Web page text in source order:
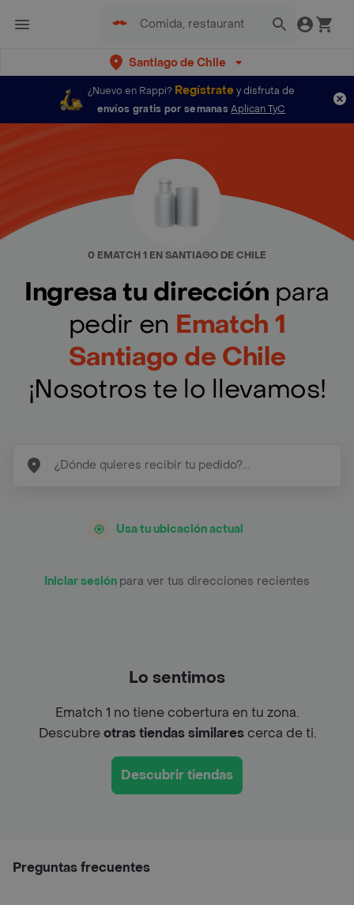
Santiago de Chile
¿Nuevo en Rappi? Regístratey disfruta de
envíos gratis por semanas Aplican TyC
0 EMATCH 1 EN SANTIAGO DE CHILE
Ingresa tu dirección para
pedir en Ematch 1
Santiago de Chile
¡Nosotros te lo llevamos!
Usa tu ubicación actual
Iniciar sesión para ver tus direcciones recientes
Lo sentimos
Ematch 1 no tiene cobertura en tu zona.
Descubreotras tiendas similarescerca de ti.
Descubrir tiendas
Preguntas frecuentes